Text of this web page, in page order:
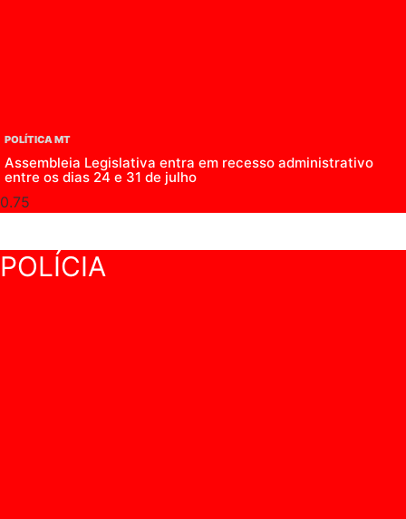
POLÍTICA MT
Assembleia Legislativa entra em recesso administrativo
entre os dias 24 e 31 de julho
POLÍCIA